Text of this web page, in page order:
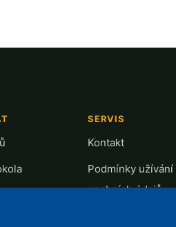
CX
SERVIS
Kontakt
Podmínky užívání
osobních údajů